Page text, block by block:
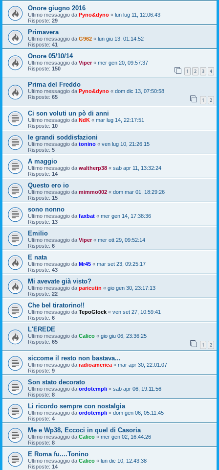
Onore giugno 2016
Ultimo messaggio da Pyno&dyno « lun lug 11, 12:06:43
Risposte: 29
Primavera
Ultimo messaggio da G962 « lun giu 13, 01:14:52
Risposte: 41
Onore 05/10/14
Ultimo messaggio da Viper« mer gen 20, 09:57:37
Risposte: 150 1 2 3 4
Prima del Freddo
Ultimo messaggio da Pyno&dyno « dom dic 13, 07:50:58
Risposte: 65 1 2
Ci son voluti un pò di anni
Ultimo messaggio da NdK « mar lug 14, 22:17:51
Risposte: 10
le grandi soddisfazioni
Ultimo messaggio da tonino « ven lug 10, 21:26:15
Risposte: 5
A maggio
Ultimo messaggio da waltherp38 « sab apr 11, 13:32:24
Risposte: 14
Questo ero io
Ultimo messaggio da mimmo002 « dom mar 01, 18:29:26
Risposte: 15
sono nonno
Ultimo messaggio da faxbat « mer gen 14, 17:38:36
Risposte: 13
Emilio
Ultimo messaggio da Viper« mer ott 29, 09:52:14
Risposte: 6
E nata
Ultimo messaggio da Mr45 « mar set 23, 09:25:17
Risposte: 43
Mi avevate già visto?
Ultimo messaggio da paricutin « gio gen 30, 23:17:13
Risposte: 22
Che bel tiratorino!!
Ultimo messaggio da TepoGlock « ven set 27, 10:59:41
Risposte: 6
L'EREDE
Ultimo messaggio da Calico « gio giu 06, 23:36:25
Risposte: 65 1 2
siccome il resto non bastava...
Ultimo messaggio da radioamerica « mar apr 30, 22:01:07
Risposte: 9
Son stato decorato
Ultimo messaggio da ordotempli « sab apr 06, 19:11:56
Risposte: 8
Li ricordo sempre con nostalgia
Ultimo messaggio da ordotempli « dom gen 06, 05:11:45
Risposte: 4
Me e Wp38, Eccoci in quel di Casoria
Ultimo messaggio da Calico « mer gen 02, 16:44:26
Risposte: 8
E Roma fu....Tonino
Ultimo messaggio da Calico « lun dic 10, 12:43:38
Risposte: 14